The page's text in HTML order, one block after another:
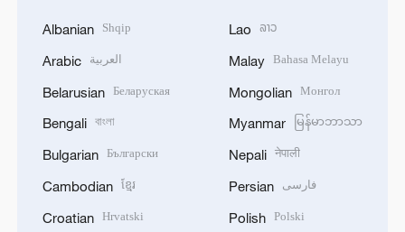
Albanian Shqip
Arabic العربية
Belarusian Беларуская
Bengali বাংলা
Bulgarian Български
Cambodian ខ្មែរ
Croatian Hrvatski
Lao ລາວ
Malay Bahasa Melayu
Mongolian Монгол
Myanmar မြန်မာဘာသာ
Nepali नेपाली
Persian فارسی
Polish Polski